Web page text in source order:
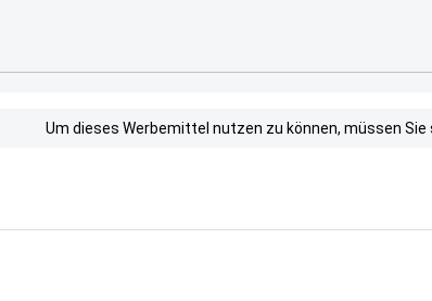
Um dieses Werbemittel nutzen zu können, müssen Sie